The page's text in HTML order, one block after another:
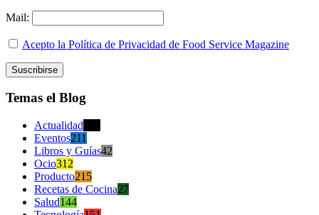
Mail:
Acepto la Política de Privacidad de Food Service Magazine
Temas el Blog
Actualidad
Eventos211
Libros y Guías42
Ocio312
Producto215
Recetas de Cocina27
Salud144